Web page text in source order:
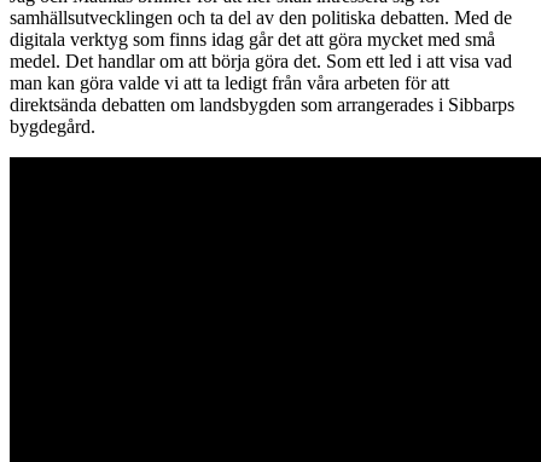
samhällsutvecklingen och ta del av den politiska debatten. Med de
digitala verktyg som finns idag går det att göra mycket med små
medel. Det handlar om att börja göra det. Som ett led i att visa vad
man kan göra valde vi att ta ledigt från våra arbeten för att
direktsända debatten om landsbygden som arrangerades i Sibbarps
bygdegård.